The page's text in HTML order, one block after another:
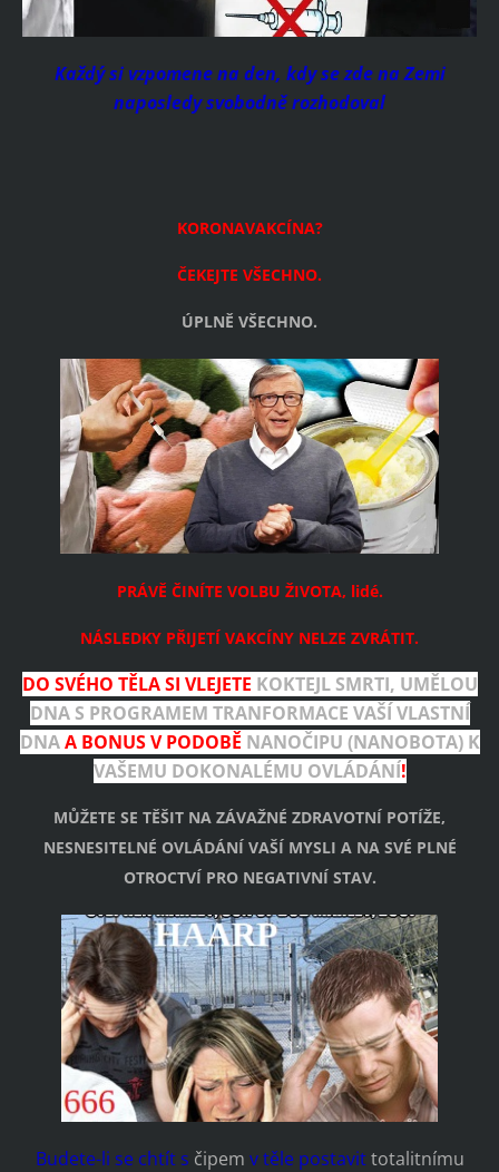
Každý si vzpomene na den, kdy se zde na Zemi
naposledy svobodně rozhodoval
KORONAVAKCÍNA?
ČEKEJTE VŠECHNO.
ÚPLNĚ VŠECHNO.
PRÁVĚ ČINÍTE VOLBU ŽIVOTA, lidé.
NÁSLEDKY PŘIJETÍ VAKCÍNY NELZE ZVRÁTIT.
DO SVÉHO TĚLA SI VLEJETE KOKTEJL SMRTI, UMĚLOU
DNA S PROGRAMEM TRANFORMACE VAŠÍ VLASTNÍ
DNAA BONUS V PODOBĚ NANOČIPU (NANOBOTA) K
VAŠEMU DOKONALÉMU OVLÁDÁNÍ!
MŮŽETE SE TĚŠIT NA ZÁVAŽNÉ ZDRAVOTNÍ POTÍŽE,
NESNESITELNÉ OVLÁDÁNÍ VAŠÍ MYSLI A NA SVÉ PLNÉ
OTROCTVÍ PRO NEGATIVNÍ STAV.
Budete-li se chtít s čipem v těle postavittotalitnímu